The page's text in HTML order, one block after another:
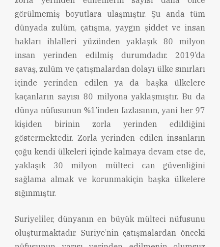
görülmemiş boyutlara ulaşmıştır. Şu anda tüm
dünyada zulüm, çatışma, yaygın şiddet ve insan
hakları ihlalleri yüzünden yaklaşık 80 milyon
insan yerinden edilmiş durumdadır. 2019’da
savaş, zulüm ve çatışmalardan dolayı ülke sınırları
içinde yerinden edilen ya da başka ülkelere
kaçanların sayısı 80 milyona yaklaşmıştır. Bu da
dünya nüfusunun %1’inden fazlasının, yani her 97
kişiden birinin zorla yerinden edildiğini
göstermektedir. Zorla yerinden edilen insanların
çoğu kendi ülkeleri içinde kalmaya devam etse de,
yaklaşık 30 milyon mülteci can güvenliğini
sağlama almak ve korunmakiçin başka ülkelere
sığınmıştır.
Suriyeliler, dünyanın en büyük mülteci nüfusunu
oluşturmaktadır. Suriye’nin çatışmalardan önceki